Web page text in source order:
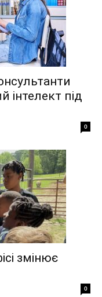
інтелект під
0
змінює
0